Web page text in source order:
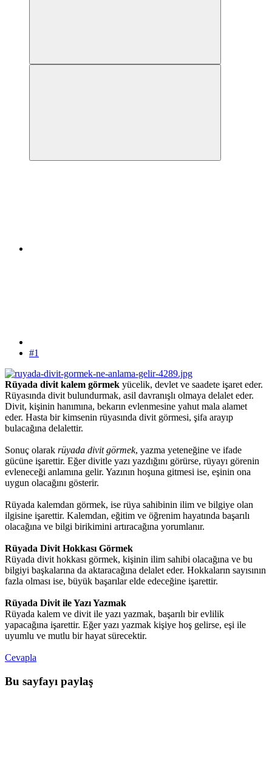
#1
Rüyada divit kalem görmek yücelik, devlet ve saadete işaret eder.
Rüyasında divit bulundurmak, asil davranışlı olmaya delalet eder.
Divit, kişinin hanımına, bekarın evlenmesine yahut mala alamet
eder. Hasta bir kimsenin rüyasında divit görmesi, şifa arayıp
bulacağına delalettir.
Sonuç olarak rüyada divit görmek, yazma yeteneğine ve ifade
gücüne işarettir. Eğer divitle yazı yazdığını görürse, rüyayı görenin
evleneceği anlamına gelir. Yazının hoşuna gitmesi ise, eşinin ona
uygun olacağını gösterir.
Rüyada kalemdan görmek, ise rüya sahibinin ilim ve bilgiye olan
ilgisine işarettir. Kalemdan, eğitim ve öğrenim hayatında başarılı
olacağına ve bilgi birikimini artıracağına yorumlanır.
Rüyada Divit Hokkası Görmek
Rüyada divit hokkası görmek, kişinin ilim sahibi olacağına ve bu
bilgiyi başkalarına da aktaracağına delalet eder. Hokkaların sayısının
fazla olması ise, büyük başarılar elde edeceğine işarettir.
Rüyada Divit ile Yazı Yazmak
Rüyada kalem ve divit ile yazı yazmak, başarılı bir evlilik
yapacağına işarettir. Eğer yazı yazmak kişiye hoş gelirse, eşi ile
uyumlu ve mutlu bir hayat sürecektir.
Cevapla
Bu sayfayı paylaş